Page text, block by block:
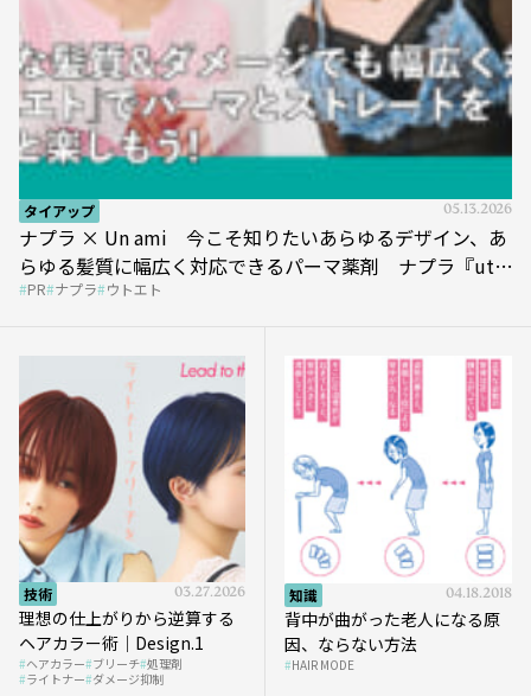
タイアップ 05.13.2026
ナプラ × Un ami 今こそ知りたいあらゆるデザイン、あ
らゆる髪質に幅広く対応できるパーマ薬剤 ナプラ『ut-
et』
PR ナプラ ウトエト
技術 03.27.2026
理想の仕上がりから逆算する
ヘアカラー術｜Design.1
ヘアカラー ブリーチ 処理剤
ライトナー ダメージ抑制
知識 04.18.2018
背中が曲がった老人になる原
因、ならない方法
HAIR MODE